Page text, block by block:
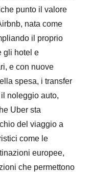
punto il valore
nata come
il proprio
gli hotel e
e con nuove
spesa, i transfer
noleggio auto,
Uber sta
del viaggio a
come le
europee,
che permettono